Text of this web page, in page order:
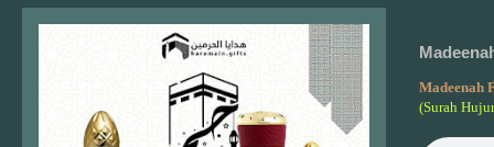
Madeenah
(Surah